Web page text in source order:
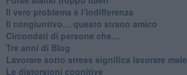
​Il vero problema è l’indifferenza
​Il congiuntivo… questo strano amico
​Circondati di persone che…
​Tre anni di Blog
​Lavorare sotto stress significa lavorare male
​Le distorsioni cognitive